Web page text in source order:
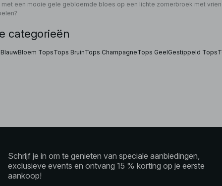
met een mooie gele gebloemde bloes op een lichte zomerbroek met
categorieën
Bloem TopsTops BruinTops ChampagneTops GeelGestippeld Tops
Schrijf je in om te genieten van speciale aanbiedingen,
exclusieve events en ontvang 15 % korting op je eerste
aankoop!